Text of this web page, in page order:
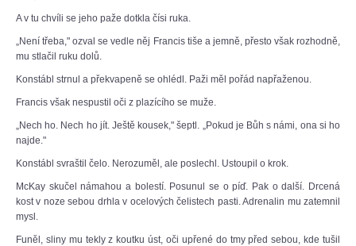
A v tu chvíli se jeho paže dotkla čísi ruka.
„Není třeba," ozval se vedle něj Francis tiše a jemně, přesto však rozhodně,
mu stlačil ruku dolů.
Konstábl strnul a překvapeně se ohlédl. Paži měl pořád napřaženou.
Francis však nespustil oči z plazícího se muže.
„Nech ho. Nech ho jít. Ještě kousek," šeptl. „Pokud je Bůh s námi, ona si ho
najde."
Konstábl svraštil čelo. Nerozuměl, ale poslechl. Ustoupil o krok.
McKay skučel námahou a bolestí. Posunul se o píď. Pak o další. Drcená
kost v noze sebou drhla v ocelových čelistech pasti. Adrenalin mu zatemnil
mysl.
Funěl, sliny mu tekly z koutku úst, oči upřené do tmy před sebou, kde tušil